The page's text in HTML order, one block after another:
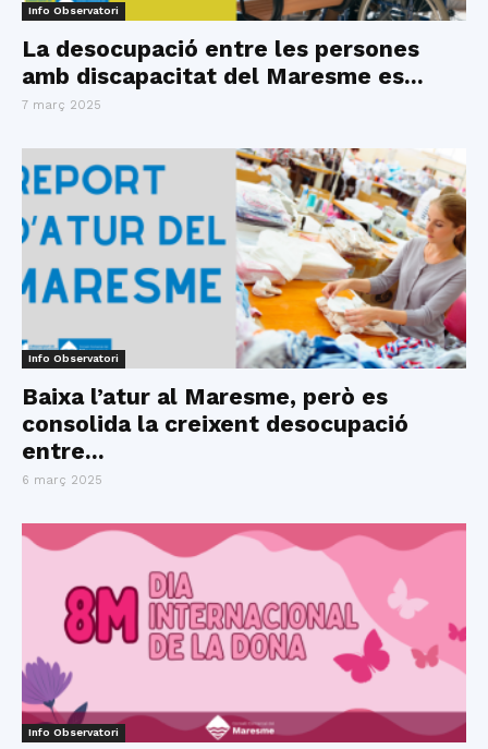
Info Observatori
La desocupació entre les persones
amb discapacitat del Maresme es...
7 març 2025
Info Observatori
Baixa l’atur al Maresme, però es
consolida la creixent desocupació
entre...
6 març 2025
Info Observatori